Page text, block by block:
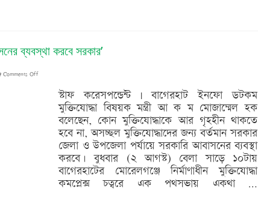
ব্যবস্থা করবে সরকার’
Comments Offon
মুক্তিযোদ্ধাদের
স্টাফ করেসপন্ডেন্ট | বাগেরহাট ইনফো ডটকম
মুক্তিযোদ্ধা বিষয়ক মন্ত্রী আ ক ম মোজাম্মেল হক
বলেছেন, কোন মুক্তিযোদ্ধাকে আর গৃহহীন থাকতে
হবে না, অসচ্ছল মুক্তিযোদ্ধাদের জন্য বর্তমান সরকার
জেলা ও উপজেলা পর্যায়ে সরকারি আবাসনের ব্যবস্থা
করবে। বুধবার (২ আগস্ট) বেলা সাড়ে ১০টায়
বাগেরহাটের মোরেলগঞ্জে নির্মাণাধীন মুক্তিযোদ্ধা
কমপ্লেক্স চত্বরে এক পথসভায় একথা …